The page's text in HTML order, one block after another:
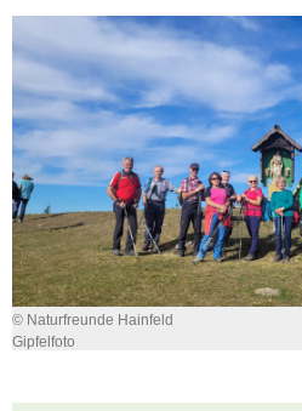
© Naturfreunde Hainfeld
Gipfelfoto